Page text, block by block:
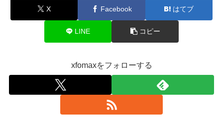
X Facebook はてブ
LINE コピー
xfomaxをフォローする